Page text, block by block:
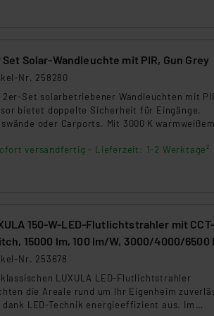
sich auf die
der Datenübermittlung, insbesondere
2er Set Solar-Wandleuchte mit PIR, Gun Grey
Nr. 258280
2er-Set solarbetriebener Wandleuchten mit
bietet doppelte Sicherheit für Eingänge,
oder Carports. Mit 3000 K warmweißem
beide Leuchten zuverlässig auf Bewegung
versandfertig - Lieferzeit: 1-2 Werktage²
150-W-LED-Flutlichtstrahler mit CCT-
15000 lm, 100 lm/W, 3000/4000/6500
Nr. 253678
klassischen LUXULA LED-Flutlichtstrahler
die Areale rund um Ihr Eigenheim
dank LED-Technik energieeffizient aus. Im